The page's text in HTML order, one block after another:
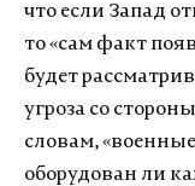
что если Запад
то «сам факт
будет
угроза со
словам,
оборудован ли